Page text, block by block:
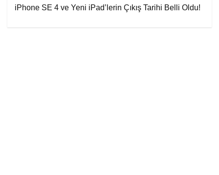
iPhone SE 4 ve Yeni iPad’lerin Çıkış Tarihi Belli Oldu!